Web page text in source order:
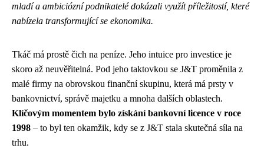
mladí a ambiciózní podnikatelé dokázali využít příležitostí, které
nabízela transformující se ekonomika.
Tkáč má prostě čich na peníze. Jeho intuice pro investice je
skoro až neuvěřitelná. Pod jeho taktovkou se J&T proměnila z
malé firmy na obrovskou finanční skupinu, která má prsty v
bankovnictví, správě majetku a mnoha dalších oblastech.
Klíčovým momentem bylo získání bankovní licence v roce
1998 – to byl ten okamžik, kdy se z J&T stala skutečná síla na
trhu.